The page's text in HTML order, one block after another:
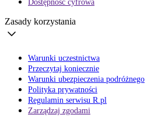
Dostępność cyfrowa
Zasady korzystania
Warunki uczestnictwa
Przeczytaj koniecznie
Warunki ubezpieczenia podróżnego
Polityka prywatności
Regulamin serwisu R.pl
Zarządzaj zgodami